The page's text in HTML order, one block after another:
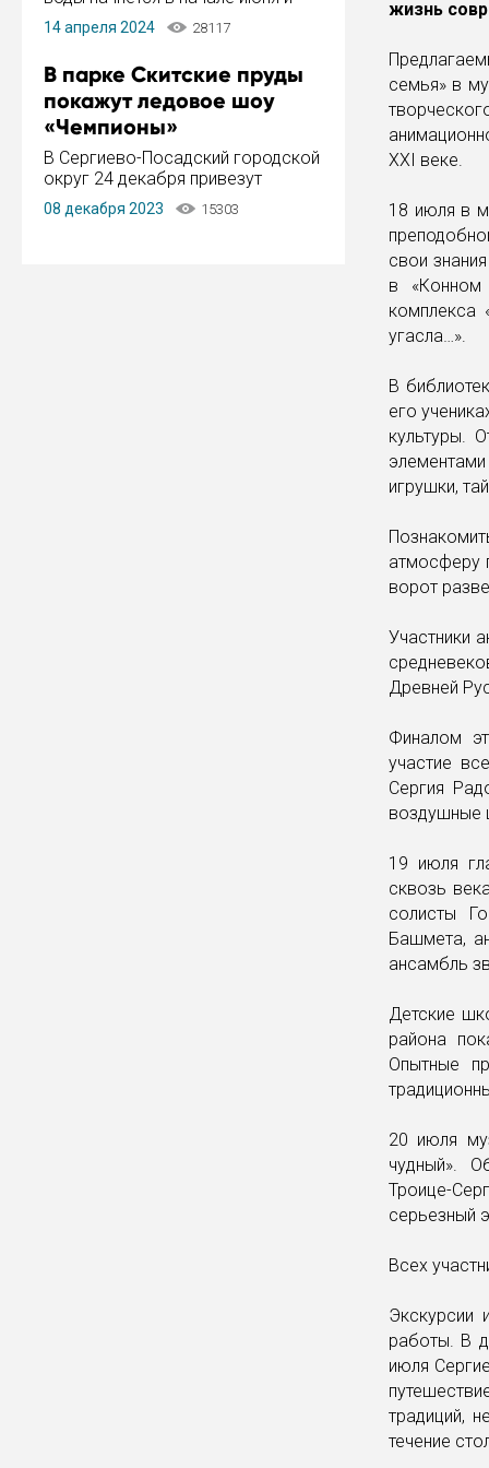
завершится в конце августа.
Период отключения составит не
14 апреля 2024 28117
В парке Скитские пруды
покажут ледовое шоу
«Чемпионы»
В Сергиево-Посадский городской
округ 24 декабря привезут
ледовый тур «Чемпионы»
заслуженного мастера спорта,
08 декабря 2023 15303
жизнь
семья» в
XXI веке.
18 июля в
свои
в «Конном
комплекса
угасла…».
В
его
культуры.
игрушки,
атмосферу
ворот
Участники
Древней
Финалом
участие
Сергия
воздушные
19 июля
сквозь
солисты
Башмета,
ансамбль
Детские
района
Опытные
20 июля
чудный».
Троице-
серьезный
Всех
Экскурсии
работы. В
июля
традиций,
течение